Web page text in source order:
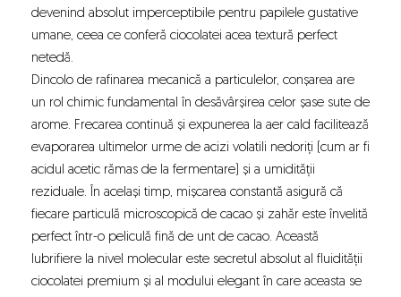
devenind absolut imperceptibile pentru papilele gustative
umane, ceea ce conferă ciocolatei acea textură perfect
netedă.
Dincolo de rafinarea mecanică a particulelor, conșarea are
un rol chimic fundamental în desăvârșirea celor șase sute de
arome. Frecarea continuă și expunerea la aer cald facilitează
evaporarea ultimelor urme de acizi volatili nedoriți (cum ar fi
acidul acetic rămas de la fermentare) și a umidității
reziduale. În același timp, mișcarea constantă asigură că
fiecare particulă microscopică de cacao și zahăr este învelită
perfect într-o peliculă fină de unt de cacao. Această
lubrifiere la nivel molecular este secretul absolut al fluidității
ciocolatei premium și al modului elegant în care aceasta se